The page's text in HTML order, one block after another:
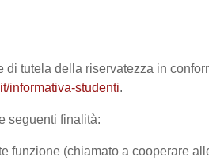
tutela della riservatezza in
informativa-studenti.
seguenti finalità:
funzione (chiamato a cooperare